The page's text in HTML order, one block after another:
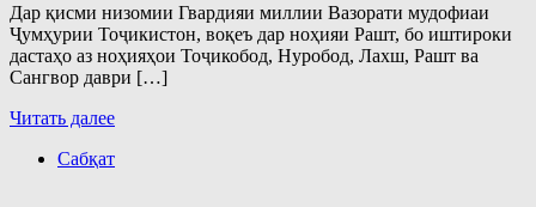
Дар қисми низомии Гвардияи миллии Вазорати мудофиаи
Ҷумҳурии Тоҷикистон, воқеъ дар ноҳияи Рашт, бо иштироки
даcтаҳо аз ноҳияҳои Тоҷикобод, Нуробод, Лахш, Рашт ва
Сангвор даври […]
Читать далее
Сабқат